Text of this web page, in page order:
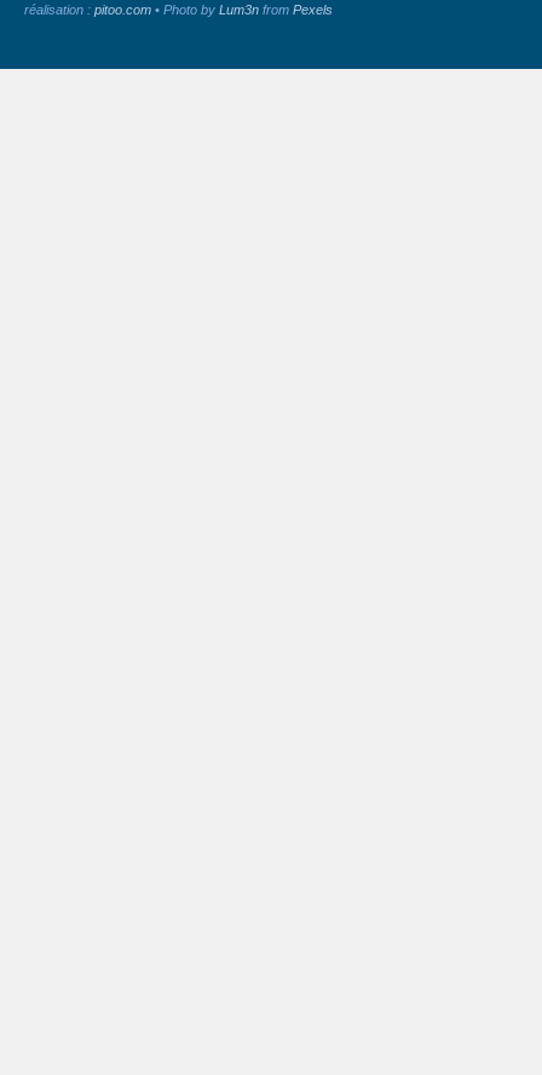
réalisation : pitoo.com • Photo by Lum3n from Pexels